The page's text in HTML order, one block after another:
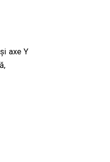
axe Y